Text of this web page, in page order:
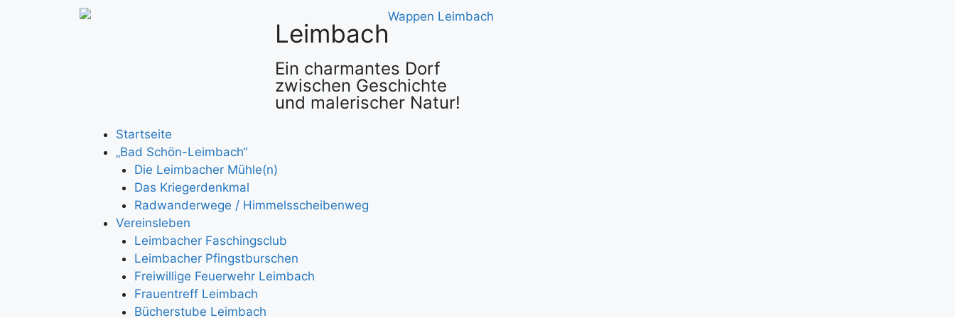
Leimbach
Ein charmantes Dorf
zwischen Geschichte
und malerischer Natur!
Startseite
„Bad Schön-Leimbach“
Die Leimbacher Mühle(n)
Das Kriegerdenkmal
Radwanderwege / Himmelsscheibenweg
Vereinsleben
Leimbacher Faschingsclub
Leimbacher Pfingstburschen
Freiwillige Feuerwehr Leimbach
Frauentreff Leimbach
Bücherstube Leimbach